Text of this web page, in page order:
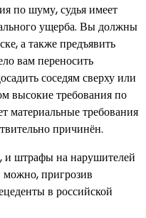
по шуму, судья имеет
ущерба. Вы должны
а также предъявить
вам переносить
соседям сверху или
высокие требования по
материальные требования
причинён.
и штрафы на нарушителей
можно, пригрозив
в российской